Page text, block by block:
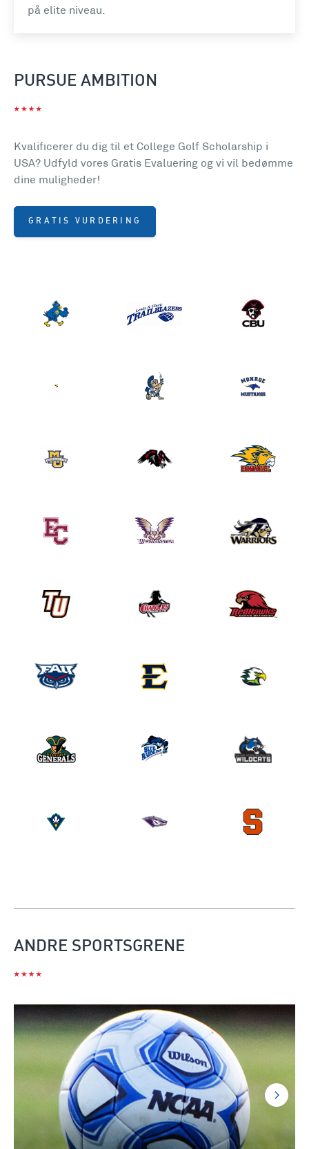
på elite niveau.
PURSUE AMBITION
Kvalificerer du dig til et College Golf Scholarship i
USA? Udfyld vores Gratis Evaluering og vi vil bedømme
dine muligheder!
GRATIS VURDERING
ANDRE SPORTSGRENE